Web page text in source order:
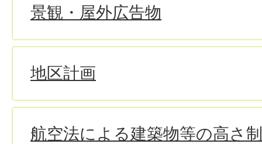
景観・屋外広告物
地区計画
航空法による建築物等の高さ